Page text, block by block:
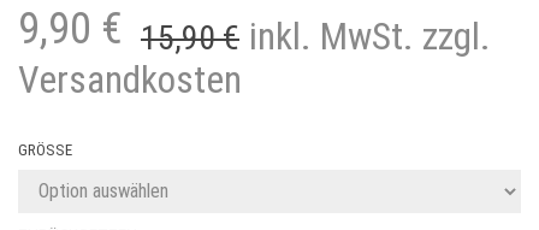
15,90€ Ursprünglicher
9,90 €
Aktueller
inkl. MwSt. zzgl.
Versandkosten
GRÖSSE